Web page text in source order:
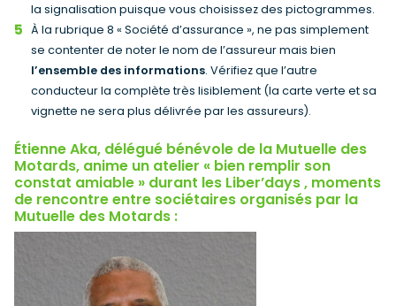
la signalisation puisque vous choisissez des pictogrammes.
À la rubrique 8 « Société d’assurance », ne pas simplement
se contenter de noter le nom de l’assureur mais bien
l’ensemble des informations. Vérifiez que l’autre
conducteur la complète très lisiblement (la carte verte et sa
vignette ne sera plus délivrée par les assureurs).
Étienne Aka, délégué bénévole de la Mutuelle des
Motards, anime un atelier « bien remplir son
constat amiable » durant les Liber’days , moments
de rencontre entre sociétaires organisés par la
Mutuelle des Motards :